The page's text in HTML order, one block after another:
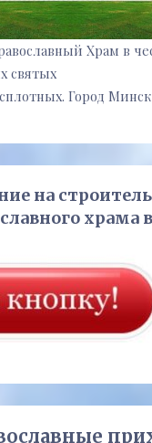
Храм в
святых
Город Минск
на
храма